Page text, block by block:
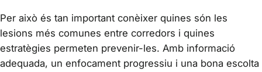
Per això és tan important conèixer quines són les
lesions més comunes entre corredors i quines
estratègies permeten prevenir-les. Amb informació
adequada, un enfocament progressiu i una bona escolta